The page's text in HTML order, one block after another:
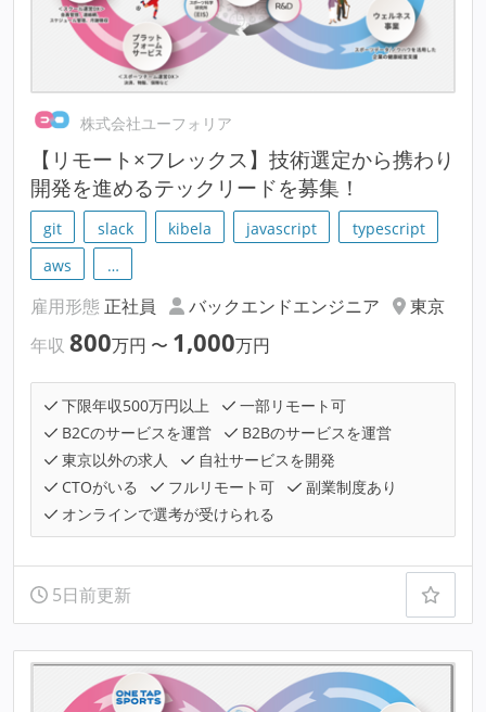
株式会社ユーフォリア
【リモート×フレックス】技術選定から携わり
開発を進めるテックリードを募集！
git slack kibela javascript
typescript
aws
…
雇用形態 正社員 バックエンドエンジニア
東京
年収 800万円 〜 1,000万円
下限年収500万円以上
一部リモート可
B2Cのサービスを運営
B2Bのサービスを運営
東京以外の求人
自社サービスを開発
CTOがいる
フルリモート可
副業制度あり
オンラインで選考が受けられる
5日前更新